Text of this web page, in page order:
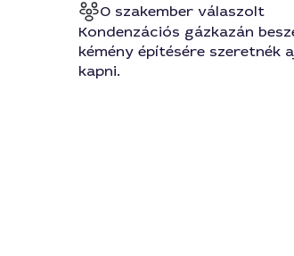
0 szakember válaszolt
Kondenzációs gázkazán
kémény építésére szeretnék
kapni.